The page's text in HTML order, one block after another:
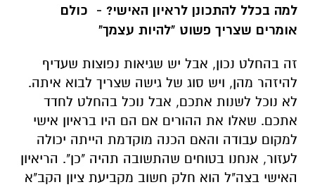
למה בכלל להתכונן לראיון האישי? - כולם
אומרים שצריך פשוט "להיות עצמך"
זה בהחלט נכון, אבל יש שגיאות נפוצות שעדיף
להיזהר מהן, ויש סוג של גישה שצריך לבוא איתה.
לא נוכל לשנות אתכם, אבל נוכל בהחלט לחדד
אתכם. שאלו את ההורים אם הם היו בראיון אישי
למקום עבודה והאם הכנה מוקדמת הייתה יכולה
לעזור, אנחנו בטוחים שהתשובה תהיה "כן". הריאיון
האישי בצה"ל הוא חלק חשוב מקביעת ציון הקב"א